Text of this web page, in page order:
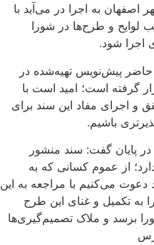
به اجرا در می‌آید با
لوایح و طرح‌ها در شورا
شود.
پیش‌نویس تهیه‌شده در
گرفته است؛ امید است با
اجرای مفاد این سند برای
باشیم.
پایان گفت: سند منشور
از عموم کسانی که به
می‌کنیم با مراجعه به این
به تکمیل و غنای این طرح
برسد و ملاک تصمیم‌گیری‌ها